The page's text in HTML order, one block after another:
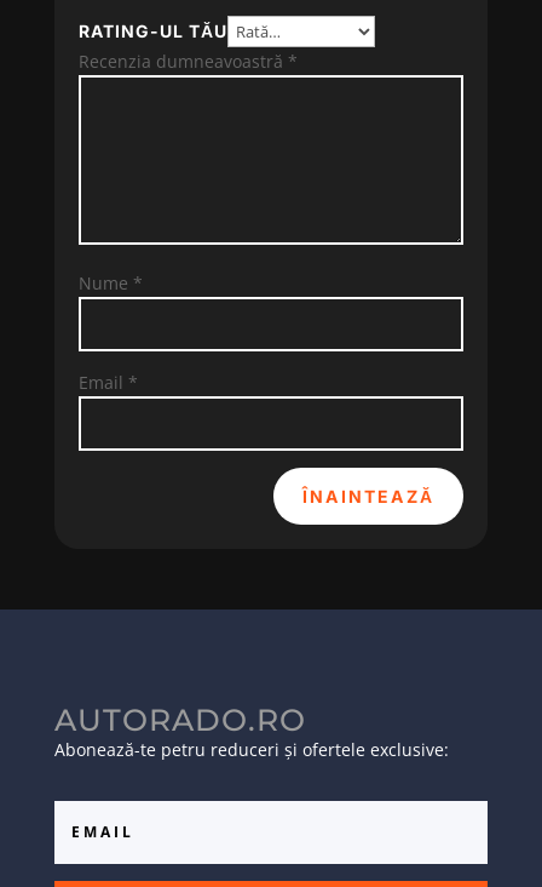
RATING-UL TĂU
Recenzia dumneavoastră *
Nume *
Email *
ÎNAINTEAZĂ
AUTORADO.RO
Abonează-te petru reduceri și ofertele exclusive: